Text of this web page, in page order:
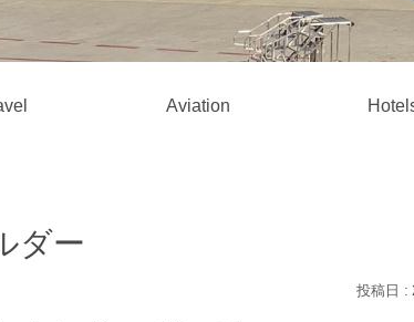
Aviation
ダー